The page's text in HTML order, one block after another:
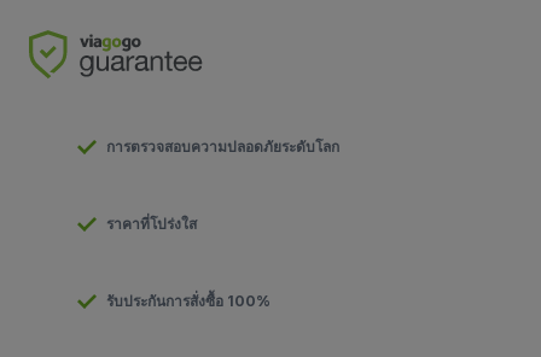
การตรวจสอบความปลอดภัยระดับโลก
ราคาที่โปร่งใส
รับประกันการสั่งซื้อ 100%